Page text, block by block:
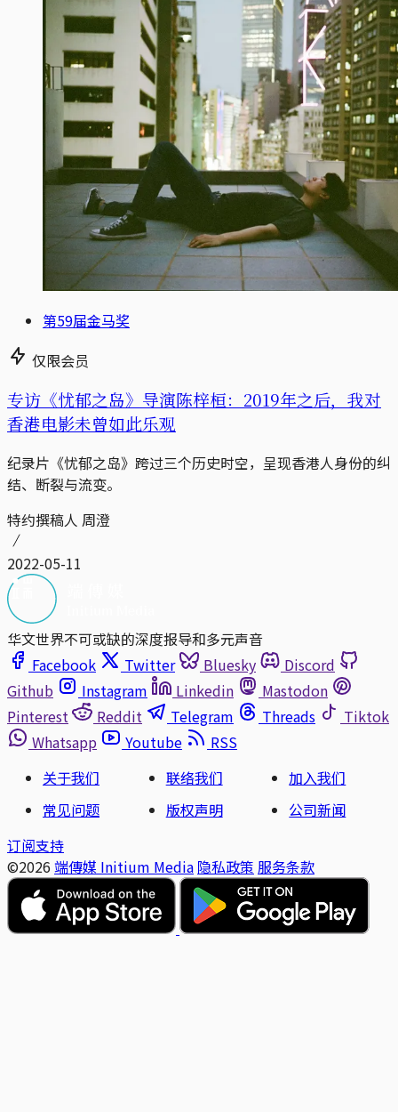
第59届金马奖
仅限会员
专访《忧郁之岛》导演陈梓桓：2019年之后，我对
香港电影未曾如此乐观
纪录片《忧郁之岛》跨过三个历史时空，呈现香港人身份的纠
结、断裂与流变。
特约撰稿人 周澄
2022-05-11
华文世界不可或缺的深度报导和多元声音
Facebook
Twitter Bluesky
Discord
Github
Instagram Linkedin
Mastodon
Pinterest
Reddit Telegram Threads
Tiktok
Whatsapp
Youtube
RSS
关于我们
联络我们
加入我们
常见问题
版权声明
公司新闻
订阅支持
©2026 端傳媒 Initium Media 隐私政策 服务条款